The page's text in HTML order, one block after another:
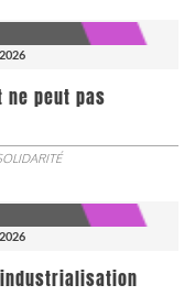
ne peut pas